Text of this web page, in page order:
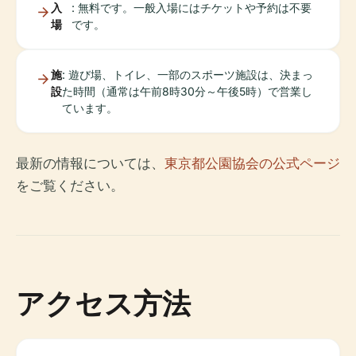
入
場
: 無料です。一般入場にはチケットや予約は不要
です。
施
設
: 遊び場、トイレ、一部のスポーツ施設は、決まっ
た時間（通常は午前8時30分～午後5時）で営業し
ています。
最新の情報については、 東京都公園協会の公式ページ
をご覧ください。
アクセス方法